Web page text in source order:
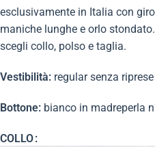
esclusivamente in Italia con
maniche lunghe e orlo
scegli collo, polso e taglia.
Vestibilità: regular senza
Bottone: bianco in madreperla
COLLO